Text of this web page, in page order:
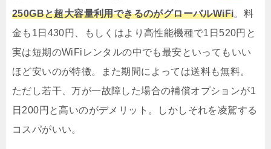
250GBと超大容量利用できるのがグローバルWiFi。料
金も1日430円、もしくはより高性能機種で1日520円と
実は短期のWiFiレンタルの中でも最安といってもいい
ほど安いのが特徴。また期間によっては送料も無料。
ただし若干、万が一故障した場合の補償オプションが1
日200円と高いのがデメリット。しかしそれを凌駕する
コスパがいい。